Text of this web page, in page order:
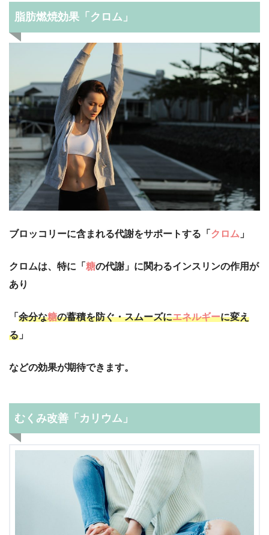
脂肪燃焼効果「クロム」
ブロッコリーに含まれる代謝をサポートする「 クロム 」
クロムは、特に「 糖の代謝」に関わるインスリンの作用が
あり
「 余分な糖の蓄積を防ぐ・スムーズにエネルギーに変え
る 」
などの効果が期待できます。
むくみ改善「カリウム」